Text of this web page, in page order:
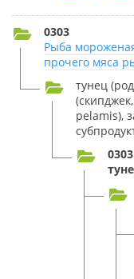
0303
Рыба
прочего мяса
тунец
pelamis),